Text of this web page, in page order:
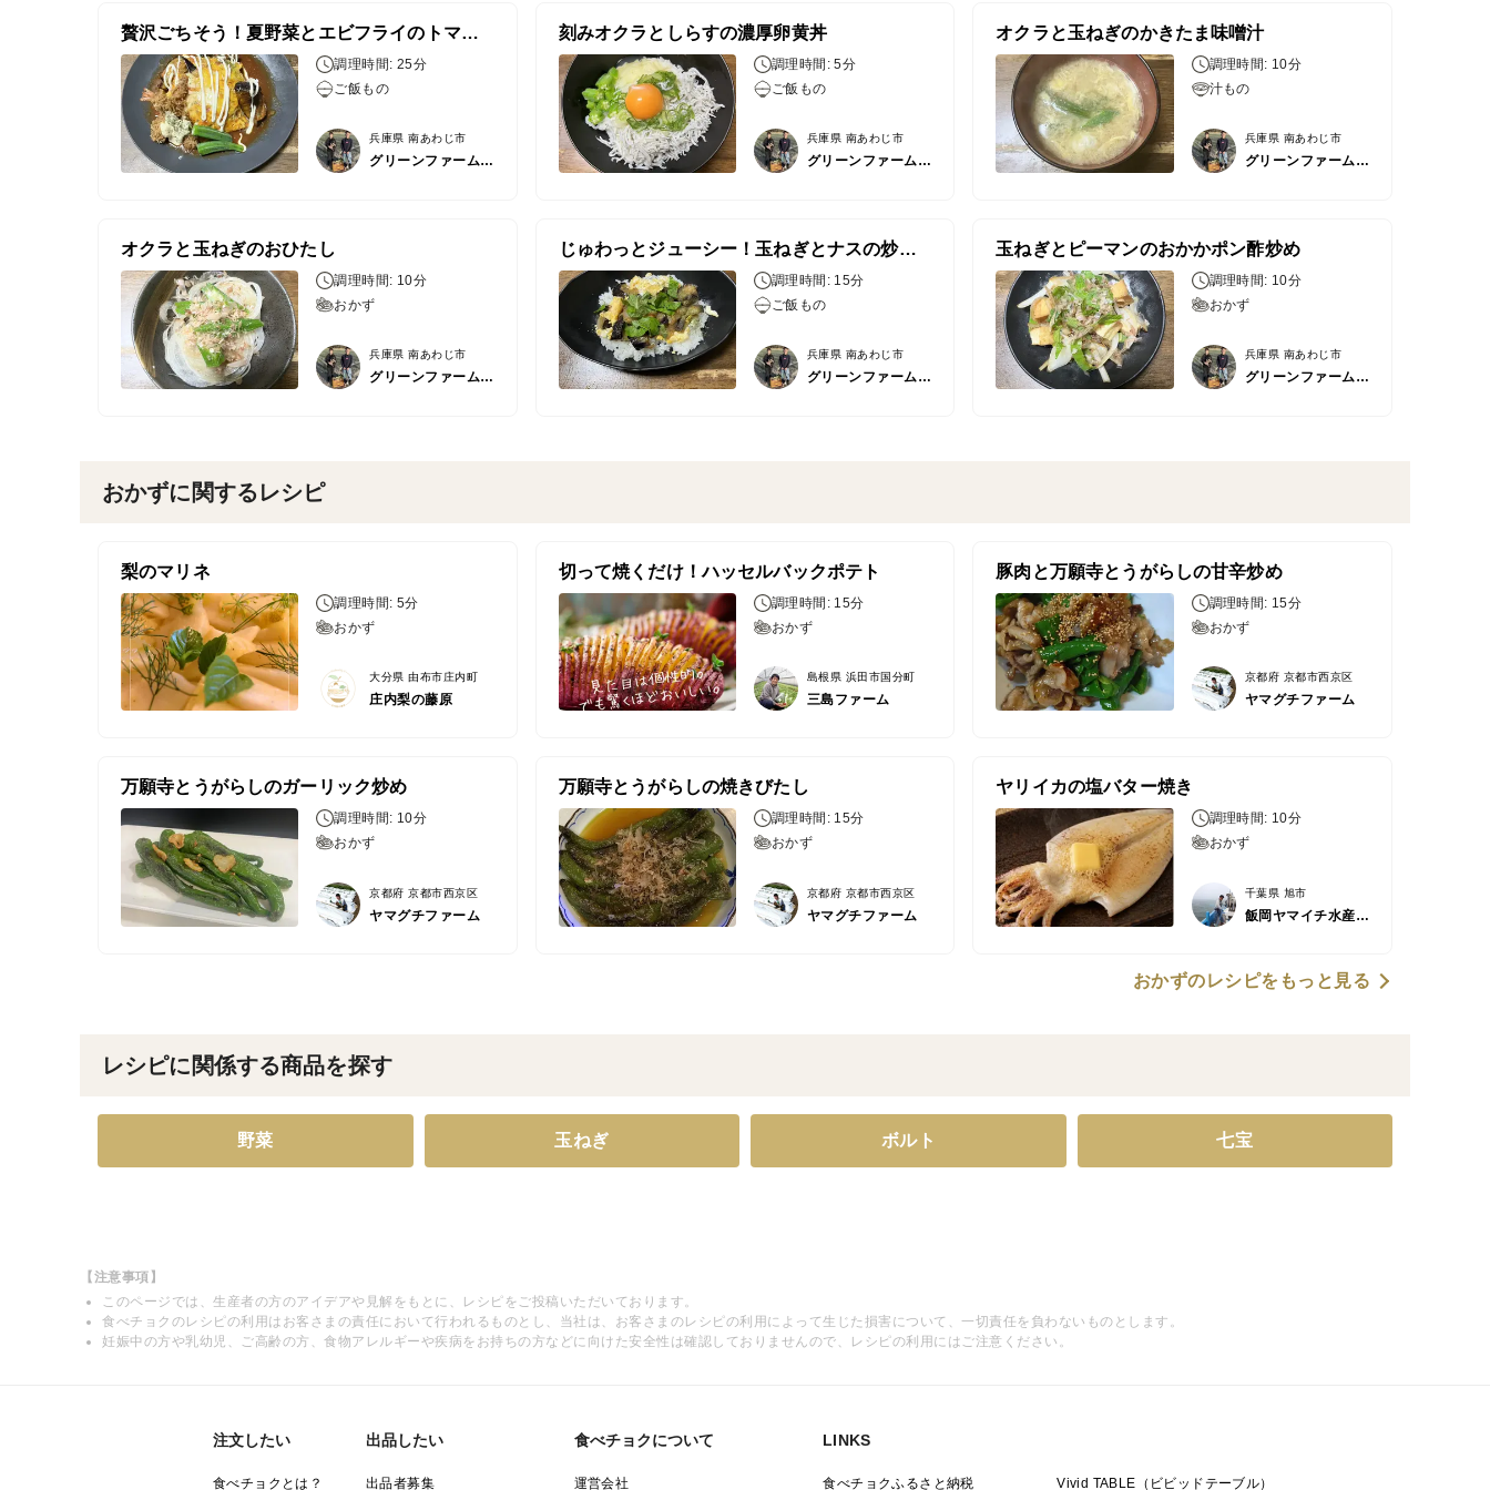
贅沢ごちそう！夏野菜とエビフライのトマトソースオムライス
調理時間: 25分
ご飯もの
兵庫県 南あわじ市
グリーンファーム居内
刻みオクラとしらすの濃厚卵黄丼
調理時間: 5分
ご飯もの
兵庫県 南あわじ市
グリーンファーム居内
オクラと玉ねぎのかきたま味噌汁
調理時間: 10分
汁もの
兵庫県 南あわじ市
グリーンファーム居内
オクラと玉ねぎのおひたし
調理時間: 10分
おかず
兵庫県 南あわじ市
グリーンファーム居内
じゅわっとジューシー！玉ねぎとナスの炒り卵丼
調理時間: 15分
ご飯もの
兵庫県 南あわじ市
グリーンファーム居内
玉ねぎとピーマンのおかかポン酢炒め
調理時間: 10分
おかず
兵庫県 南あわじ市
グリーンファーム居内
おかずに関するレシピ
梨のマリネ
調理時間: 5分
おかず
大分県 由布市庄内町
庄内梨の藤原
切って焼くだけ！ハッセルバックポテト
調理時間: 15分
おかず
島根県 浜田市国分町
三島ファーム
豚肉と万願寺とうがらしの甘辛炒め
調理時間: 15分
おかず
京都府 京都市西京区
ヤマグチファーム
万願寺とうがらしのガーリック炒め
調理時間: 10分
おかず
京都府 京都市西京区
ヤマグチファーム
万願寺とうがらしの焼きびたし
調理時間: 15分
おかず
京都府 京都市西京区
ヤマグチファーム
ヤリイカの塩バター焼き
調理時間: 10分
おかず
千葉県 旭市
飯岡ヤマイチ水産-大納屋-
おかずのレシピをもっと見る
レシピに関係する商品を探す
野菜 玉ねぎ ボルト 七宝
【注意事項】
このページでは、生産者の方のアイデアや見解をもとに、レシピをご投稿いただいております。
食べチョクのレシピの利用はお客さまの責任において行われるものとし、当社は、お客さまのレシピの利用によって生じた損害について、一切責任を負わないものとします。
妊娠中の方や乳幼児、ご高齢の方、食物アレルギーや疾病をお持ちの方などに向けた安全性は確認しておりませんので、レシピの利用にはご注意ください。
注文したい
食べチョクとは？
出品したい
出品者募集
食べチョクについて
運営会社
LINKS
食べチョクふるさと納税 Vivid TABLE（ビビッドテーブル）